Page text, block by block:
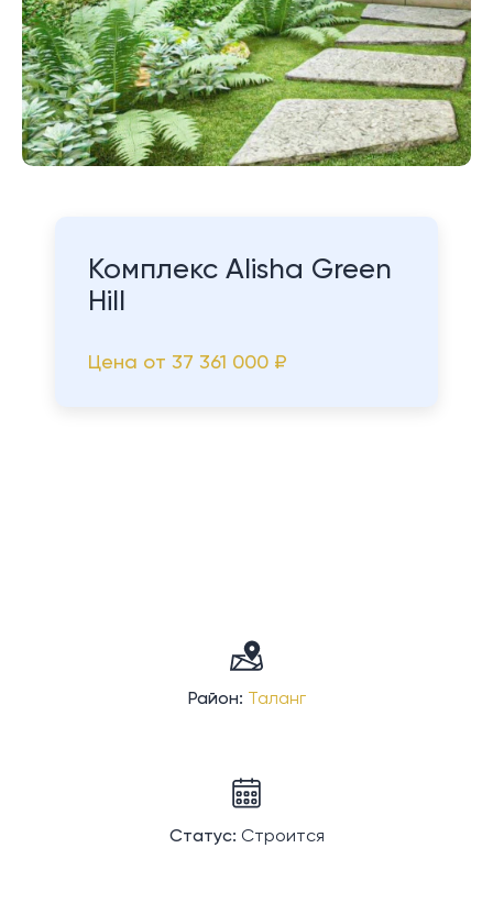
Комплекс Alisha Green
Hill
Цена от 37 361 000 ₽
Район: Таланг
Статус: Строится